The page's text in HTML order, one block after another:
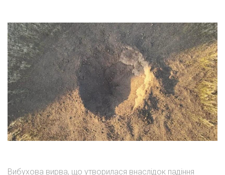
Вибухова вирва, що утворилася внаслідок падіння